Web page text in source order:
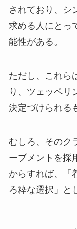
されており、シ
求める人にとっ
能性がある。
ただし、これら
り、ツェッペリ
決定づけられる
むしろ、そのク
ーブメントを採
からすれば、「
ろ粋な選択」と